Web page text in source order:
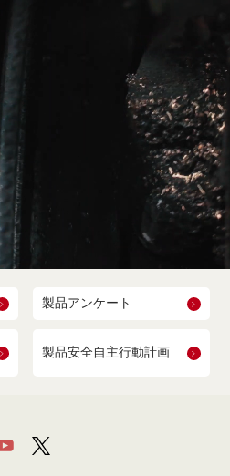
製品アンケート
製品安全自主行動計画